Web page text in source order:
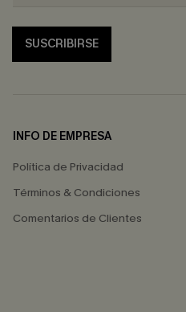
SUSCRIBIRSE
INFO DE EMPRESA
Política de Privacidad
Términos & Condiciones
Comentarios de Clientes